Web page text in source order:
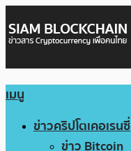
เมนู
ข่าวคริปโตเคอเรนซี่
ข่าว Bitcoin